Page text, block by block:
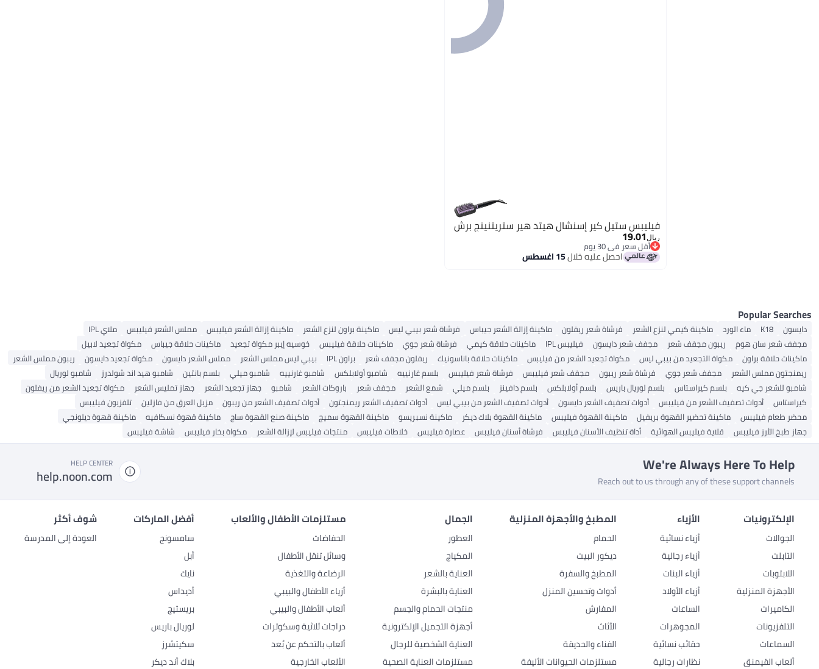
فيليبس ستيل كير إسنشال هيتد هير ستريتنينج برش
ريال19.01
أقل سعر في 30 يوم
أقل سعر في 30 يوماحصل عليه خلال15 اغسطس
Popular Searches
دايسون K18 ماء الورد ماكينة كيمي لنزع الشعر فرشاة شعر ريفلون ماكينة إزالة الشعر جيباس فرشاة شعر بيبي ليس ماكينة براون لنزع الشعر ماكينة إزالة الشعر فيليبس مملس الشعر فيليبس
ملاي IPL
مجفف شعر سان هوم
ريبون مجفف شعر مجفف شعر دايسون فيليبس IPL ماكينات حلاقة كيمي فرشاة شعر جوي ماكينات حلاقة فيليبس خوسيه إيبر مكواة تجعيد ماكينات حلاقة جيباس
مكواة تجعيد لابيل
ماكينات حلاقة براون
مكواة التجعيد من بيبي ليس مكواة تجعيد الشعر من فيليبس ماكينات حلاقة باناسونيك ريفلون مجفف شعر براون IPL بيبي ليس مملس الشعر مملس الشعر دايسون مكواة تجعيد دايسون
ريبون مملس الشعر
ريمنجتون مملس الشعر
مجفف شعر جوي فرشاة شعر ريبون مجفف شعر فيليبس فرشاة شعر فيليبس بلسم غارنييه شامبو أولابلكس شامبو غارنييه شامبو ميلي بلسم بانتين شامبو هيد اند شولدرز
شامبو لوريال
شامبو للشعر جي كيه
بلسم كيراستاس بلسم لوريال باريس بلسم أولابلكس بلسم دافينز بلسم ميلي شمع الشعر مجفف شعر باروكات الشعر شامبو جهاز تجعيد الشعر جهاز تمليس الشعر
مكواة تجعيد الشعر من ريفلون
كيراستاس
أدوات تصفيف الشعر من فيليبس أدوات تصفيف الشعر دايسون أدوات تصفيف الشعر من بيبي ليس أدوات تصفيف الشعر ريمنجتون أدوات تصفيف الشعر من ريبون مزيل العرق من فازلين
تلفزيون فيليبس
محضر طعام فيليبس
ماكينة تحضير القهوة بريفيل ماكينة القهوة فيليبس ماكينة القهوة بلاك ديكر ماكينة نسبريسو ماكينة القهوة سميج ماكينة صنع القهوة ساج ماكينة قهوة نسكافيه
ماكينة قهوة ديلونجي
جهاز طبخ الأرز فيليبس
قلاية فيليبس الهوائية أداة تنظيف الأسنان فيليبس فرشاة أسنان فيليبس عصارة فيليبس خلاطات فيليبس منتجات فيليبس لإزالة الشعر مكواة بخار فيليبس شاشة فيليبس
We're Always Here To Help
Reach out to us through any of these support channels
HELP CENTER
help.noon.com
الإلكترونيات
الجوالات
التابلت
اللابتوبات
الأجهزة المنزلية
الكاميرات
التلفزيونات
السماعات
ألعاب القيمنق
الأزياء
أزياء نسائية
أزياء رجالية
أزياء البنات
أزياء الأولاد
الساعات
المجوهرات
حقائب نسائية
نظارات رجالية
المطبخ والأجهزة المنزلية
الحمام
ديكور البيت
المطبخ والسفرة
أدوات وتحسين المنزل
المفارش
الأثاث
الفناء والحديقة
مستلزمات الحيوانات الأليفة
الجمال
العطور
المكياج
العناية بالشعر
العناية بالبشرة
منتجات الحمام والجسم
أجهزة التجميل الإلكترونية
العناية الشخصية للرجال
مستلزمات العناية الصحية
مستلزمات الأطفال والألعاب
الحفاضات
وسائل تنقل الأطفال
الرضاعة والتغذية
أزياء الأطفال والبيبي
ألعاب الأطفال والبيبي
دراجات ثلاثية وسكوترات
ألعاب بالتحكم عن بُعد
الألعاب الخارجية
أفضل الماركات
سامسونج
أبل
نايك
أديداس
بريستيج
لوريال باريس
سكيتشرز
بلاك أند ديكر
شوف أكثر
العودة إلى المدرسة